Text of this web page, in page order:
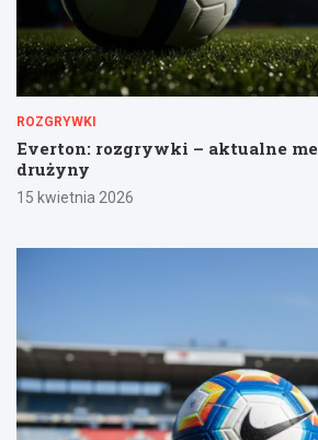
ROZGRYWKI
Everton: rozgrywki – aktualne
drużyny
15 kwietnia 2026